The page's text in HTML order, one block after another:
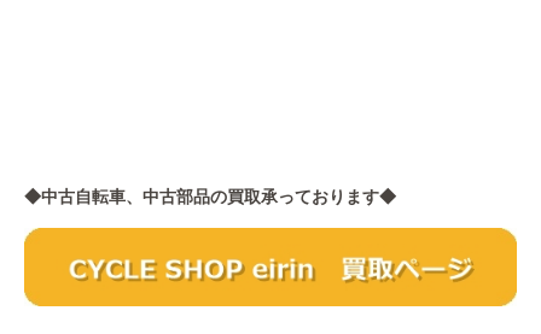
◆中古自転車、中古部品の買取承っております◆